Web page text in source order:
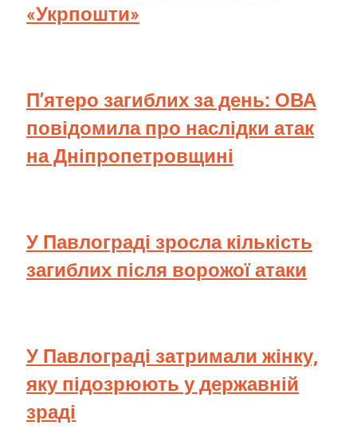
«Укрпошти»
П’ятеро загиблих за день: ОВА
повідомила про наслідки атак
на Дніпропетровщині
У Павлограді зросла кількість
загиблих після ворожої атаки
У Павлограді затримали жінку,
яку підозрюють у державній
зраді